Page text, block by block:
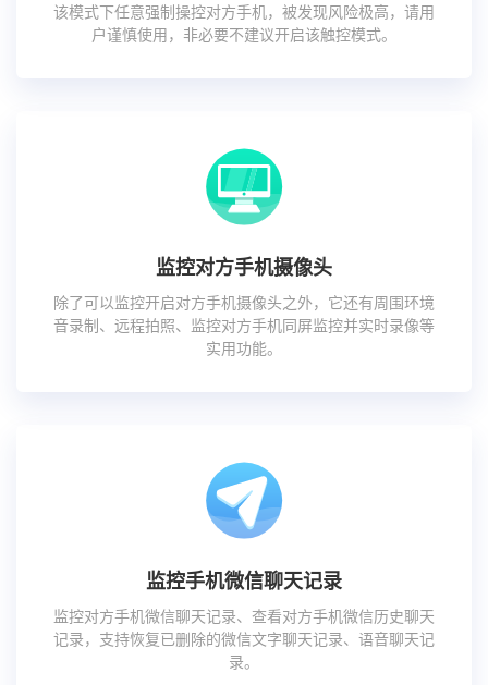
该模式下任意强制操控对方手机，被发现风险极高，请用
户谨慎使用，非必要不建议开启该触控模式。
监控对方手机摄像头
除了可以监控开启对方手机摄像头之外，它还有周围环境
音录制、远程拍照、监控对方手机同屏监控并实时录像等
实用功能。
监控手机微信聊天记录
监控对方手机微信聊天记录、查看对方手机微信历史聊天
记录，支持恢复已删除的微信文字聊天记录、语音聊天记
录。